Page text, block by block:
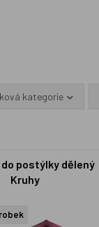
kategorie
postýlky dělený
Kruhy